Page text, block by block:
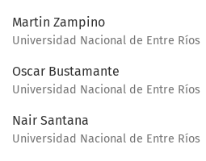
Martin Zampino
Universidad Nacional de Entre Ríos
Oscar Bustamante
Universidad Nacional de Entre Ríos
Nair Santana
Universidad Nacional de Entre Ríos